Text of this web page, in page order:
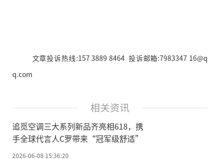
文章投诉热线:157 3889 8464 投诉邮箱:7983347 16@q
q.com
相关资讯
追觅空调三大系列新品齐亮相618，携
手全球代言人C罗带来“冠军级舒适”
2026-06-08 15:36:20